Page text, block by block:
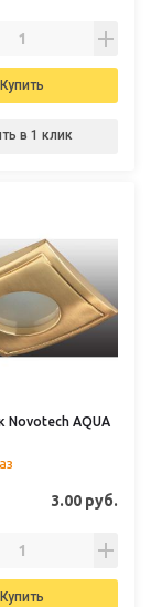
Купить
в 1 клик
Novotech AQUA
3.00 руб.
Купить